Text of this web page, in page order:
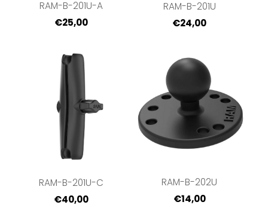
RAM-B-201U-A
€25,00
RAM-B-201U
€24,00
RAM-B-201U-C
€40,00
RAM-B-202U
€14,00